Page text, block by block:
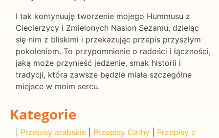
I tak kontynuuję tworzenie mojego Hummusu z
Ciecierzycy i Zmielonych Nasion Sezamu, dzieląc
się nim z bliskimi i przekazując przepis przyszłym
pokoleniom. To przypomnienie o radości i łączności,
jaką może przynieść jedzenie, smak historii i
tradycji, która zawsze będzie miała szczególne
miejsce w moim sercu.
Kategorie
Przepisy arabskie Przepisy Cathy
Przepisy z